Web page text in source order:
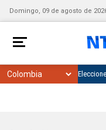
Domingo, 09 de agosto de